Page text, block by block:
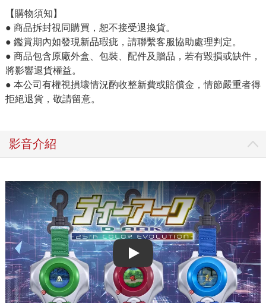
【購物須知】
● 商品拆封視同購買，恕不接受退換貨。
● 鑑賞期內如發現新品瑕疵，請聯繫客服協助處理判定。
● 商品包含原廠外盒、包裝、配件及贈品，若有毀損或缺件，
將影響退貨權益。
● 本公司有權視損壞情況酌收整新費或賠償金，情節嚴重者得
拒絕退貨，敬請留意。
影音介紹
Play video